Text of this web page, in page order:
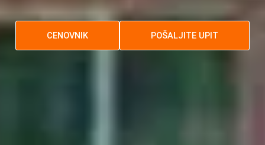
CENOVNIK POŠALJITE UPIT